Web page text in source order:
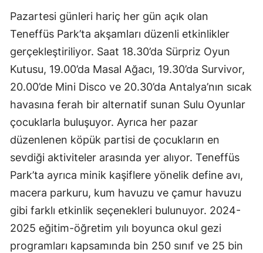
Pazartesi günleri hariç her gün açık olan
Teneffüs Park’ta akşamları düzenli etkinlikler
gerçekleştiriliyor. Saat 18.30’da Sürpriz Oyun
Kutusu, 19.00’da Masal Ağacı, 19.30’da Survivor,
20.00’de Mini Disco ve 20.30’da Antalya’nın sıcak
havasına ferah bir alternatif sunan Sulu Oyunlar
çocuklarla buluşuyor. Ayrıca her pazar
düzenlenen köpük partisi de çocukların en
sevdiği aktiviteler arasında yer alıyor. Teneffüs
Park’ta ayrıca minik kaşiflere yönelik define avı,
macera parkuru, kum havuzu ve çamur havuzu
gibi farklı etkinlik seçenekleri bulunuyor. 2024-
2025 eğitim-öğretim yılı boyunca okul gezi
programları kapsamında bin 250 sınıf ve 25 bin